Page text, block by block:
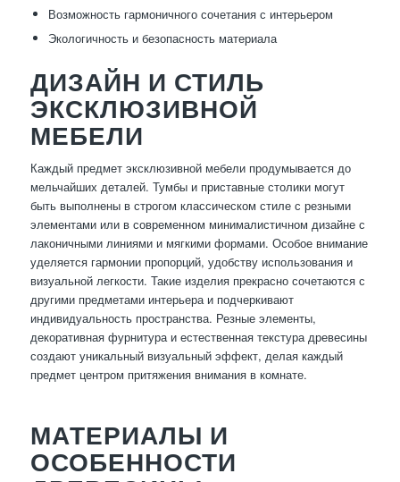
Возможность гармоничного сочетания с интерьером
Экологичность и безопасность материала
ДИЗАЙН И СТИЛЬ
ЭКСКЛЮЗИВНОЙ
МЕБЕЛИ
Каждый предмет эксклюзивной мебели продумывается до
мельчайших деталей. Тумбы и приставные столики могут
быть выполнены в строгом классическом стиле с резными
элементами или в современном минималистичном дизайне с
лаконичными линиями и мягкими формами. Особое внимание
уделяется гармонии пропорций, удобству использования и
визуальной легкости. Такие изделия прекрасно сочетаются с
другими предметами интерьера и подчеркивают
индивидуальность пространства. Резные элементы,
декоративная фурнитура и естественная текстура древесины
создают уникальный визуальный эффект, делая каждый
предмет центром притяжения внимания в комнате.
МАТЕРИАЛЫ И
ОСОБЕННОСТИ